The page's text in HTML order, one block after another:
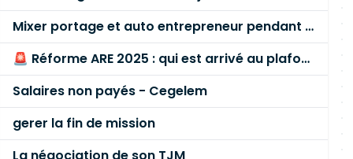
Mixer portage et auto entrepreneur pendant des années - quel risque ?
🚨 Réforme ARE 2025 : qui est arrivé au plafond des 60 % en gardant son entreprise ?
Salaires non payés - Cegelem
gerer la fin de mission